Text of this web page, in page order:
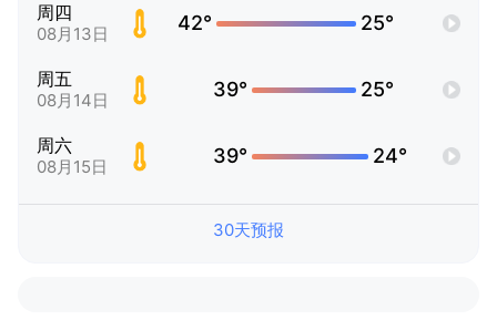
周四
08月13日 42° 25°
周五
08月14日 39° 25°
周六
08月15日 39° 24°
30天预报